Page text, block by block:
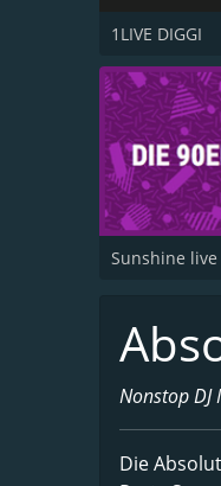
1LIVE DIGGI
Nonstop DJ
Die